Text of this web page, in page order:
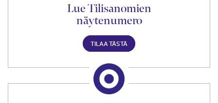
Lue Tilisanomien
näytenumero
TILAA TÄSTÄ